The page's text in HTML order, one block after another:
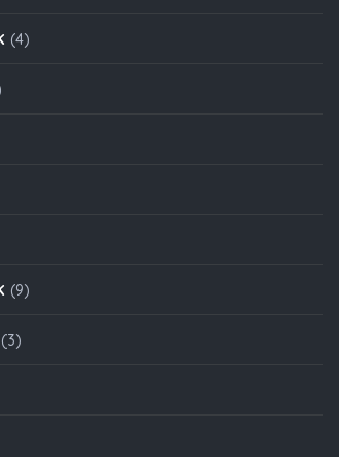
(4)
(9)
(3)